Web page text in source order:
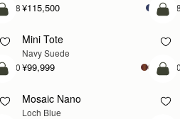
+8¥115,500
カートに追加
+10
新登場
カ
Mini Tote
Navy Suede
¥99,999
予約する
新登場
カ
Mosaic Nano
Loch Blue